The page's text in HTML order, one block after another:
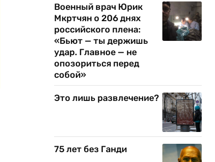
Военный врач Юрик
Мкртчян о 206 днях
российского плена:
«Бьют — ты держишь
удар. Главное — не
опозориться перед
собой»
Это лишь развлечение?
75 лет без Ганди